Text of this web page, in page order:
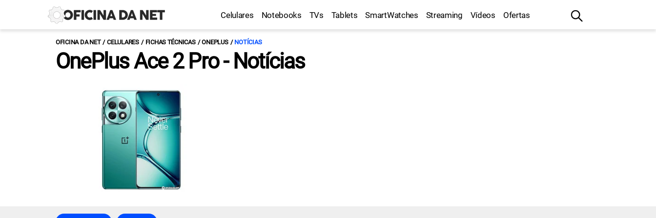
Celulares Notebooks TVs Tablets SmartWatches Streaming Vídeos Ofertas
OFICINA DA NET CELULARES FICHAS TÉCNICAS ONEPLUS NOTÍCIAS
OnePlus Ace 2 Pro - Notícias